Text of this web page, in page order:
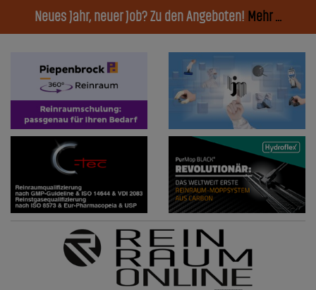
Neues Jahr, neuer Job? Zu den Angeboten! Mehr ...